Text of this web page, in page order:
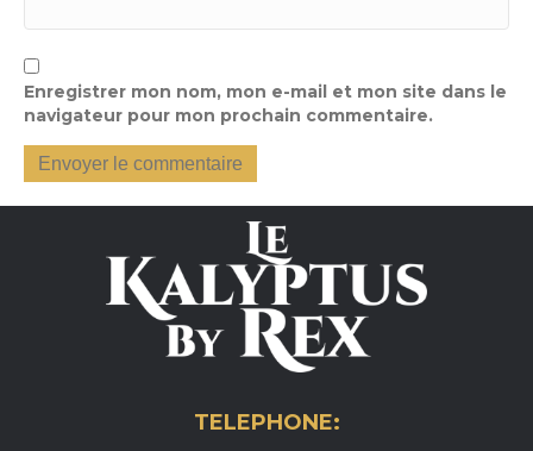
Enregistrer mon nom, mon e-mail et mon site dans le
navigateur pour mon prochain commentaire.
TELEPHONE: